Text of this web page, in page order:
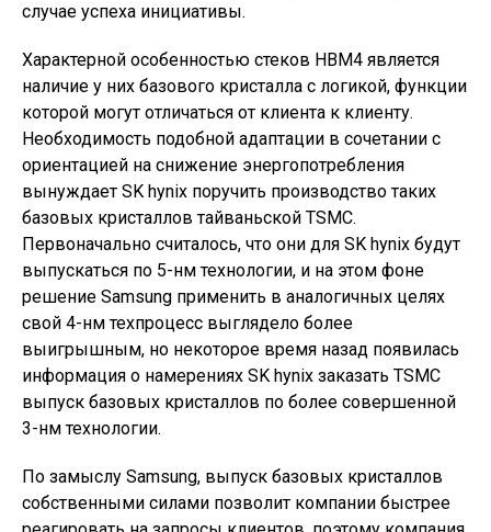
случае успеха инициативы.
Характерной особенностью стеков HBM4 является
наличие у них базового кристалла с логикой, функции
которой могут отличаться от клиента к клиенту.
Необходимость подобной адаптации в сочетании с
ориентацией на снижение энергопотребления
вынуждает SK hynix поручить производство таких
базовых кристаллов тайваньской TSMC.
Первоначально считалось, что они для SK hynix будут
выпускаться по 5-нм технологии, и на этом фоне
решение Samsung применить в аналогичных целях
свой 4-нм техпроцесс выглядело более
выигрышным, но некоторое время назад появилась
информация о намерениях SK hynix заказать TSMC
выпуск базовых кристаллов по более совершенной
3-нм технологии.
По замыслу Samsung, выпуск базовых кристаллов
собственными силами позволит компании быстрее